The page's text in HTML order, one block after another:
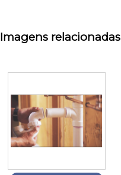
Imagens relacionadas